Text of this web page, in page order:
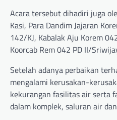
Acara tersebut dihadiri juga
Kasi, Para Dandim Jajaran
142/KJ, Kabalak Aju Korem
Koorcab Rem 042 PD II/
Setelah adanya perbaikan
mengalami kerusakan-
kekurangan fasilitas air serta
dalam komplek, saluran air